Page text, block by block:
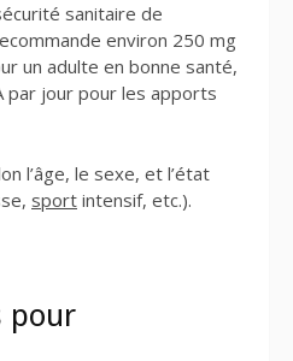
sanitaire de
environ 250 mg
un adulte en bonne santé,
par jour pour les apports
l’âge, le sexe, et l’état
sport intensif, etc.).
pour